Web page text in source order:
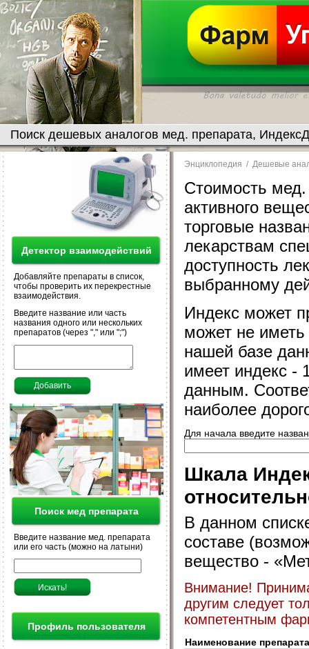
Поиск дешевых аналогов мед. препарата,
Детектор взаимодействий
Добавляйте препараты в список,
чтобы проверить их перекрестные
взаимодействия.
Введите название или часть
названия одного или нескольких
препаратов (через "," или ";")
Поиск мед препарата
Введите название мед. препарата
или его часть (можно на латыни)
Профиль пользователя
Энциклопедия / Дешевые
Стоимость мед.
активного
торговые
лекарствам
доступность
выбранному
Индекс может
может не иметь
нашей базе
имеет индекс -
данным.
наиболее
Для начала введите
Шкала
В данном
составе
вещество -
Внимание!
другим следует
компетентным
Наименование препарата